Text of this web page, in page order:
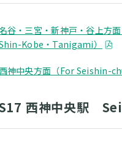
谷・三宮・新神戸・谷上方
Kobe・Tanigami）
神中央方面（For Seishin-
西神中央駅